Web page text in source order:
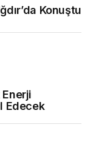
Konuştu
Enerji
Edecek